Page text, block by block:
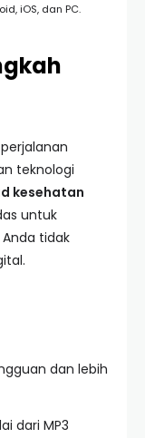
iOS, dan PC.
teknologi
kesehatan
untuk
tidak
dan lebih
dari MP3